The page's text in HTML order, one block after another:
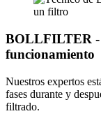
BOLLFILTER -
funcionamiento
Nuestros expertos
fases durante y
filtrado.